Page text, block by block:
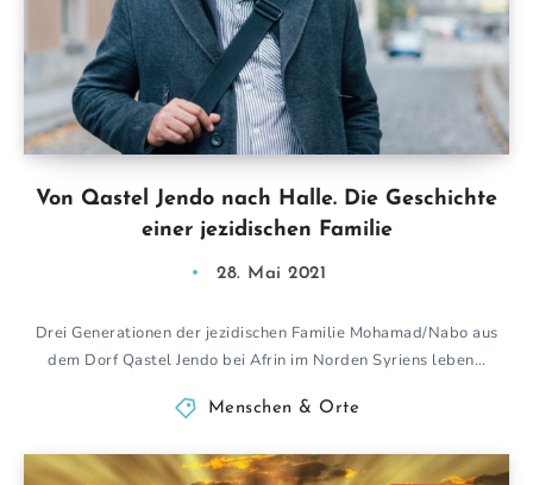
Von Qastel Jendo nach Halle. Die Geschichte
einer jezidischen Familie
28. Mai 2021
Drei Generationen der jezidischen Familie Mohamad/Nabo aus
dem Dorf Qastel Jendo bei Afrin im Norden Syriens leben…
Menschen & Orte